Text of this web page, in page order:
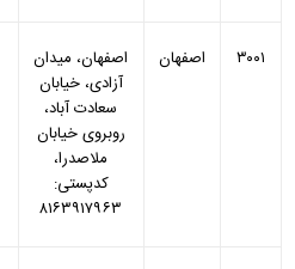
۳۰۰۱ اصفهان
اصفهان، میدان
آزادی، خیابان
سعادت آباد‏‏،
روبروی خیابان
ملاصدرا،
کدپستی:
۸۱۶۳۹۱۷۹۶۳